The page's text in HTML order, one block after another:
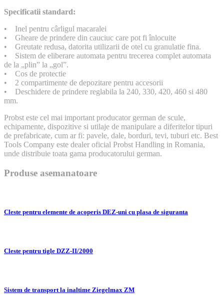
Specificatii standard:
• Inel pentru cârligul macaralei
• Gheare de prindere din cauciuc care pot fi înlocuite
• Greutate redusa, datorita utilizarii de otel cu granulatie fina.
• Sistem de eliberare automata pentru trecerea complet automata
de la „plin” la „gol”.
• Cos de protectie
• 2 compartimente de depozitare pentru accesorii
• Deschidere de prindere reglabila la 240, 330, 420, 460 si 480
mm.
Probst este cel mai important producator german de scule,
echipamente, dispozitive si utilaje de manipulare a diferitelor tipuri
de prefabricate, cum ar fi: pavele, dale, borduri, tevi, tuburi etc. Best
Tools Company este dealer oficial Probst Handling in Romania,
unde distribuie toata gama producatorului german.
Produse asemanatoare
Cleste pentru elemente de acoperis DEZ-uni cu plasa de siguranta
Cleste pentru tigle DZZ-II/2000
Sistem de transport la inaltime Ziegelmax ZM